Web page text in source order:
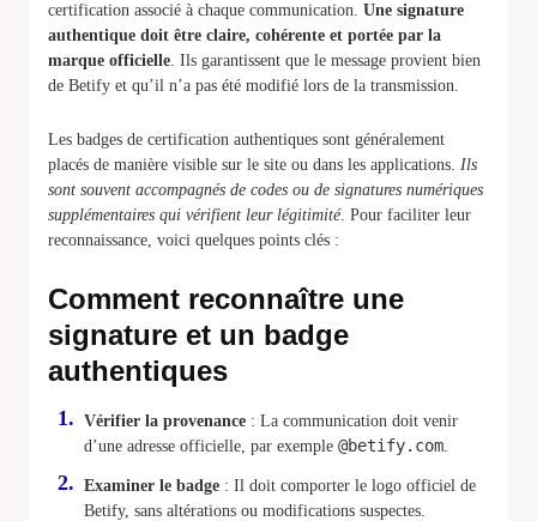
certification associé à chaque communication. Une signature
authentique doit être claire, cohérente et portée par la
marque officielle. Ils garantissent que le message provient bien
de Betify et qu’il n’a pas été modifié lors de la transmission.
Les badges de certification authentiques sont généralement
placés de manière visible sur le site ou dans les applications. Ils
sont souvent accompagnés de codes ou de signatures numériques
supplémentaires qui vérifient leur légitimité. Pour faciliter leur
reconnaissance, voici quelques points clés :
Comment reconnaître une
signature et un badge
authentiques
Vérifier la provenance : La communication doit venir
d’une adresse officielle, par exemple @betify.com.
Examiner le badge : Il doit comporter le logo officiel de
Betify, sans altérations ou modifications suspectes.